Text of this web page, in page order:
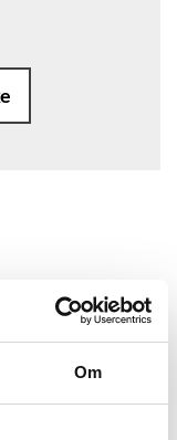
Om
til
Der var
boede før.